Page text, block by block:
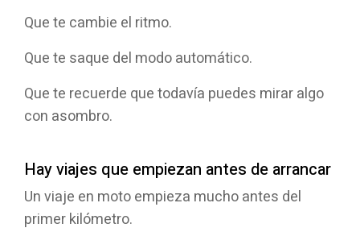
Que te cambie el ritmo.
Que te saque del modo automático.
Que te recuerde que todavía puedes mirar algo
con asombro.
Hay viajes que empiezan antes de arrancar
Un viaje en moto empieza mucho antes del
primer kilómetro.